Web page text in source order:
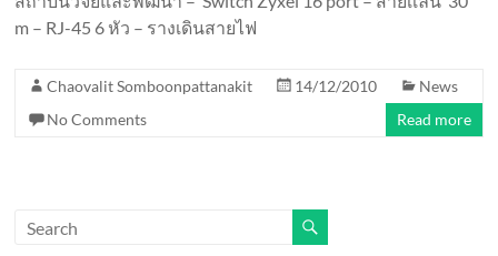
m – RJ-45 6 หัว – รางเดินสายไฟ
Chaovalit Somboonpattanakit 14/12/2010
News
No Comments
Read more